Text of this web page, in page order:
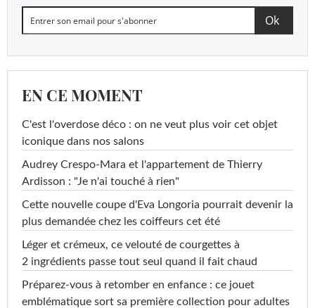
EN CE MOMENT
C'est l'overdose déco : on ne veut plus voir cet objet
iconique dans nos salons
Audrey Crespo-Mara et l'appartement de Thierry
Ardisson : "Je n'ai touché à rien"
Cette nouvelle coupe d'Eva Longoria pourrait devenir la
plus demandée chez les coiffeurs cet été
Léger et crémeux, ce velouté de courgettes à
2 ingrédients passe tout seul quand il fait chaud
Préparez-vous à retomber en enfance : ce jouet
emblématique sort sa première collection pour adultes